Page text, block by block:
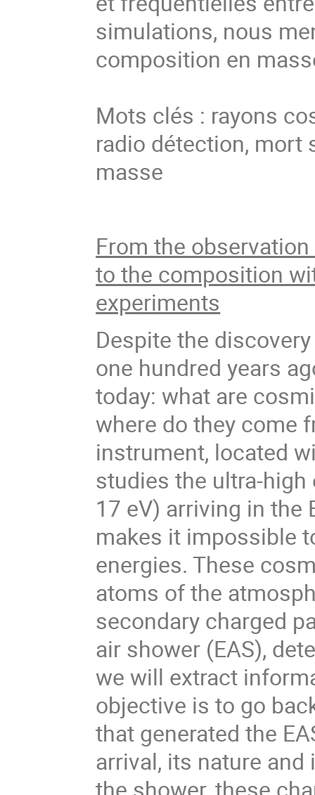
simulations, nous
composition en
Mots clés : rayons
radio détection, mort
masse
From the
to the composition
experiments
Despite the
one hundred years
today: what are
where do they come
instrument, located
studies the ultra-high
17 eV) arriving in the
makes it impossible
energies. These
atoms of the
secondary charged
air shower (EAS),
we will extract
objective is to go
that generated the
arrival, its nature